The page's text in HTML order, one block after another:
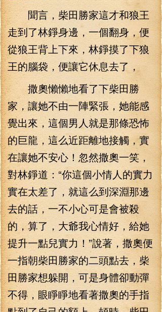
聞言，柴田勝家這才和狼王
走到了林錚身邊，一個翻身，便
從狼王背上下來，林錚摸了下狼
王的腦袋，便讓它休息去了，
撒奧懶懶地看了下柴田勝
家，讓她不由一陣緊張，她能感
覺出來，這個男人就是那條恐怖
的巨龍，這么近距離地接觸，實
在讓她不安心！忽然撒奧一笑，
對林錚道：“你這個小情人的實力
實在太差了，就這么到深淵那邊
去的話，一不小心可是會被殺
的，算了，大爺我心情好，給她
提升一點兒實力！”說著，撒奧便
一指朝柴田勝家的二頭點去，柴
田勝家想躲開，可是身體卻動彈
不得，眼睜睜地看著撒奧的手指